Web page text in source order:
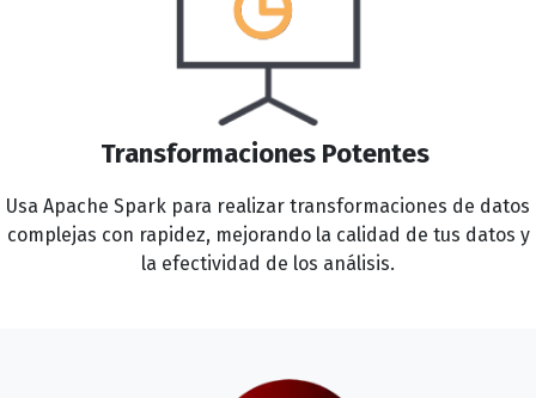
Transformaciones Potentes
Usa Apache Spark para realizar transformaciones de datos
complejas con rapidez, mejorando la calidad de tus datos y
la efectividad de los análisis.